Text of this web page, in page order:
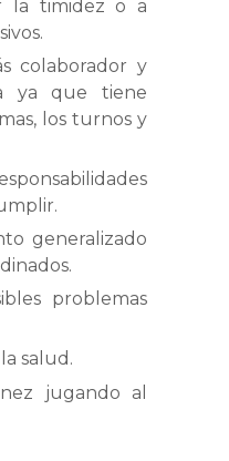
la timidez o a
colaborador y
ya que tiene
los turnos y
generalizado
problemas
salud.